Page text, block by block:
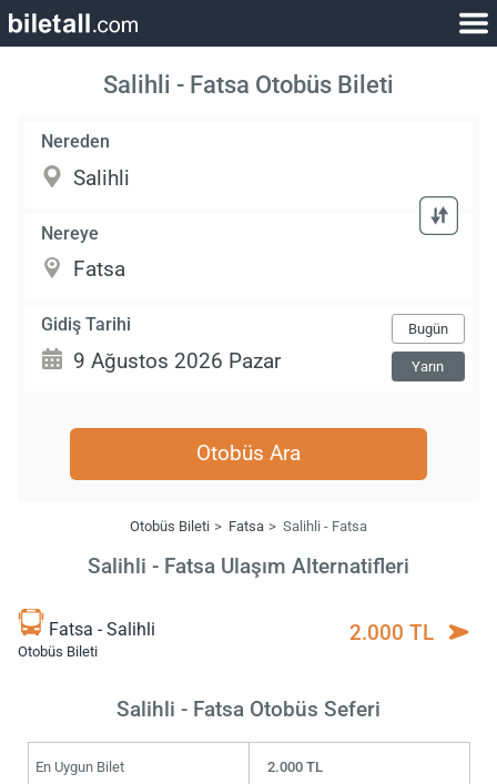
Salihli - Fatsa Otobüs Bileti
Nereden
Nereye
Gidiş Tarihi Bugün
Yarın
Otobüs Ara
Otobüs Bileti Fatsa Salihli - Fatsa
Salihli - Fatsa Ulaşım Alternatifleri
Fatsa - Salihli
Otobüs Bileti
2.000 TL
Salihli - Fatsa Otobüs Seferi
En Uygun Bilet 2.000 TL